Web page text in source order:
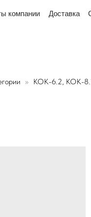
Доставка Схемы
переулок
КОК-6.2, КОК-